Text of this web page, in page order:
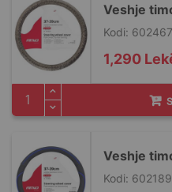
Veshje
Kodi: 602467
1,290
Veshje
Kodi: 602189